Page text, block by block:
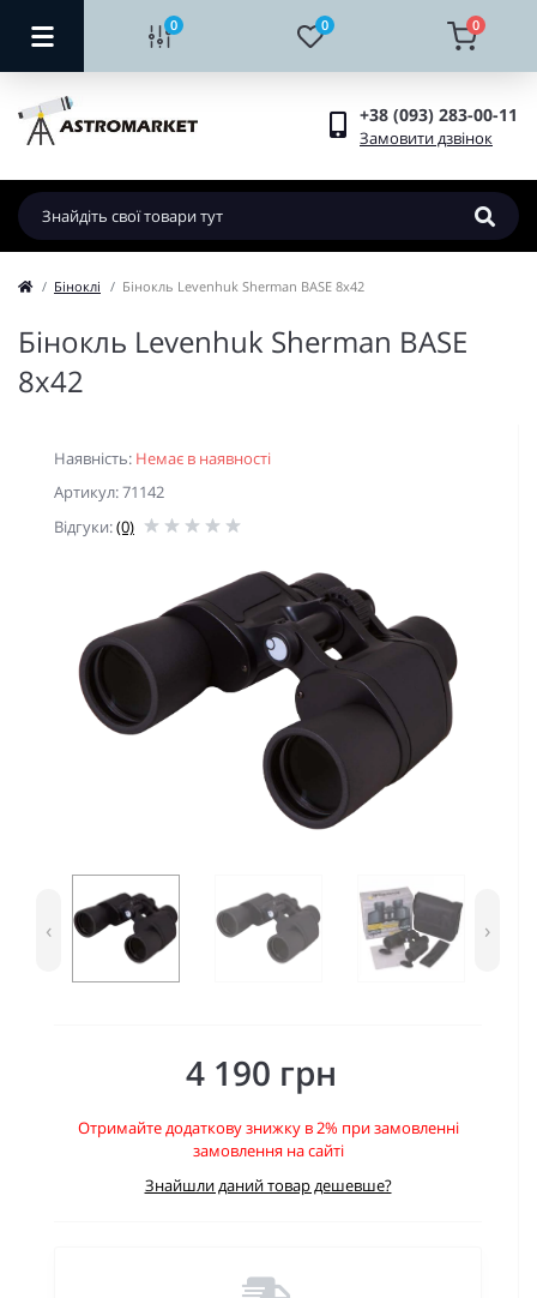
0 0 0
+38 (093) 283-00-11
Замовити дзвінок
Біноклі Бінокль Levenhuk Sherman BASE 8x42
Бінокль Levenhuk Sherman BASE
8x42
Наявність: Немає в наявності
Артикул: 71142
Відгуки:(0)
‹ ›
4 190 грн
Отримайте додаткову знижку в 2% при замовленні
замовлення на сайті
Знайшли даний товар дешевше?